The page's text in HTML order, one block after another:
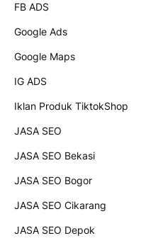
FB ADS
Google Ads
Google Maps
IG ADS
Iklan Produk TiktokShop
JASA SEO
JASA SEO Bekasi
JASA SEO Bogor
JASA SEO Cikarang
JASA SEO Depok